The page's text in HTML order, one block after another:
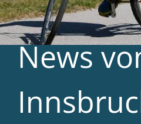
News